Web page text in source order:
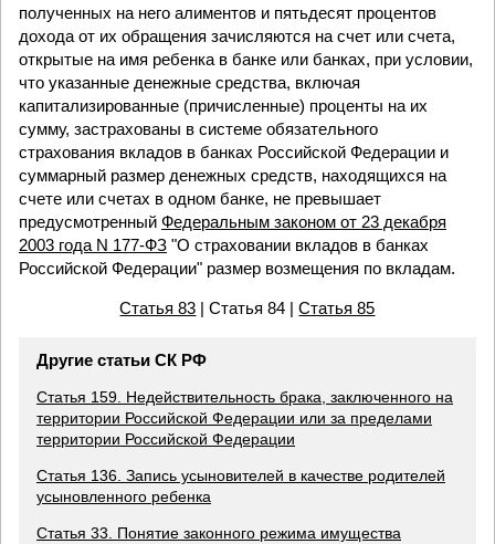
полученных на него алиментов и пятьдесят процентов
дохода от их обращения зачисляются на счет или счета,
открытые на имя ребенка в банке или банках, при условии,
что указанные денежные средства, включая
капитализированные (причисленные) проценты на их
сумму, застрахованы в системе обязательного
страхования вкладов в банках Российской Федерации и
суммарный размер денежных средств, находящихся на
счете или счетах в одном банке, не превышает
предусмотренный Федеральным законом от 23 декабря
2003 года N 177-ФЗ "О страховании вкладов в банках
Российской Федерации" размер возмещения по вкладам.
Статья 83 | Статья 84 |Статья 85
Другие статьи СК РФ
Статья 159. Недействительность брака, заключенного на
территории Российской Федерации или за пределами
территории Российской Федерации
Статья 136. Запись усыновителей в качестве родителей
усыновленного ребенка
Статья 33. Понятие законного режима имущества